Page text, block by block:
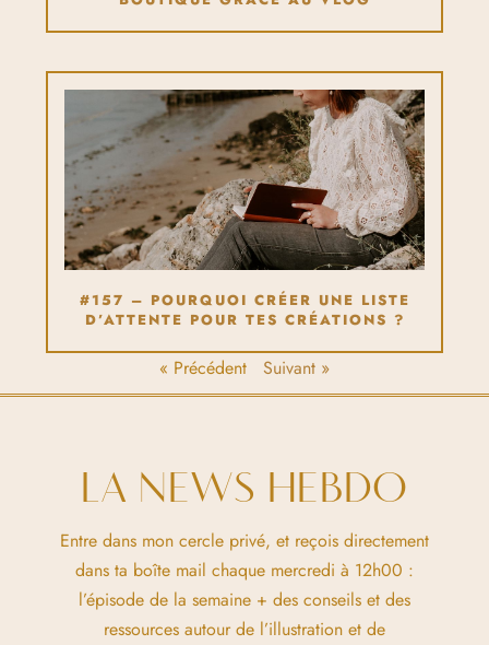
#157 – POURQUOI CRÉER UNE LISTE
D’ATTENTE POUR TES CRÉATIONS ?
« Précédent Suivant »
LA NEWS HEBDO
Entre dans mon cercle privé, et reçois directement
dans ta boîte mail chaque mercredi à 12h00 :
l’épisode de la semaine + des conseils et des
ressources autour de l’illustration et de